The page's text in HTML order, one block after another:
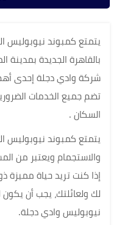
يتمتع كمبوند نيوبوليس
بالقاهرة الجديدة
شركة وادي دجلة إحدى أهم
تضم ​​جميع الخدمات
السكان .
يتمتع كمبوند نيوبوليس
والاستجمام ويعتبر من
إذا كنت تريد حياة مميزة
لك ولعائلتك، يجب أن
نيوبوليس وادي دجلة.